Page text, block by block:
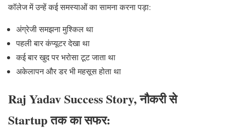
कॉलेज में उन्हें कई समस्याओं का सामना करना पड़ा:
अंग्रेजी समझना मुश्किल था
पहली बार कंप्यूटर देखा था
कई बार खुद पर भरोसा टूट जाता था
अकेलापन और डर भी महसूस होता था
Raj Yadav Success Story, नौकरी से
Startup तक का सफर: